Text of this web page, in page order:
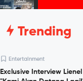
Trending
Entertainment
Exclusive Interview